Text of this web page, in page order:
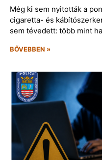
Még ki sem nyitották a
cigaretta- és
sem tévedett: több mint
BŐVEBBEN »